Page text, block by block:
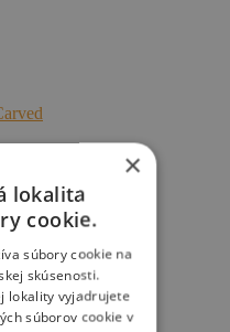
×
lokalita
cookie.
súbory cookie na
skúsenosti.
lokality vyjadrujete
súborov cookie v